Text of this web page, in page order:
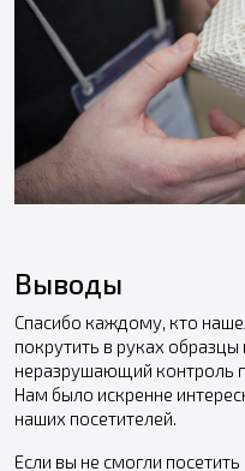
Выводы
Спасибо каждому, кто
покрутить в руках образцы
неразрушающий контроль
Нам было искренне
наших посетителей.
Если вы не смогли